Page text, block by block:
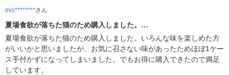
mis********さん
夏場食欲が落ちた猫のため購入しました。…
夏場食欲が落ちた猫のため購入しました。いろんな味を楽しめた方
がいいかと思いましたが、お気に召さない味があったためほぼ1ケー
ス手付かずになってしまいました。でもお得に購入できたので満足
しています。